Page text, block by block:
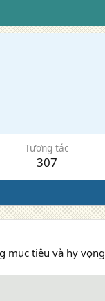
Tương tác
307
mục tiêu và hy vọng